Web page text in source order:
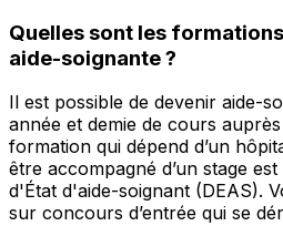
Quelles sont les
aide-soignante ?
Il est possible de devenir aide-
année et demie de cours
formation qui dépend d’un
être accompagné d’un stage
d'État d'aide-soignant (DEAS).
sur concours d’entrée qui se